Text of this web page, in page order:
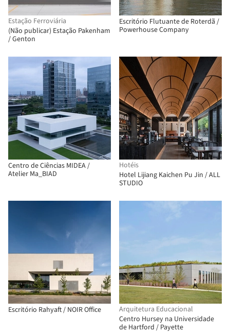
Estação Ferroviária
(Não publicar) Estação Pakenham
/ Genton
Escritório Flutuante de Roterdã /
Powerhouse Company
Centro de Ciências MIDEA /
Atelier Ma_BIAD
Hotéis
Hotel Lijiang Kaichen Pu Jin / ALL
STUDIO
Escritório Rahyaft / NOIR Office
Arquitetura Educacional
Centro Hursey na Universidade
de Hartford / Payette